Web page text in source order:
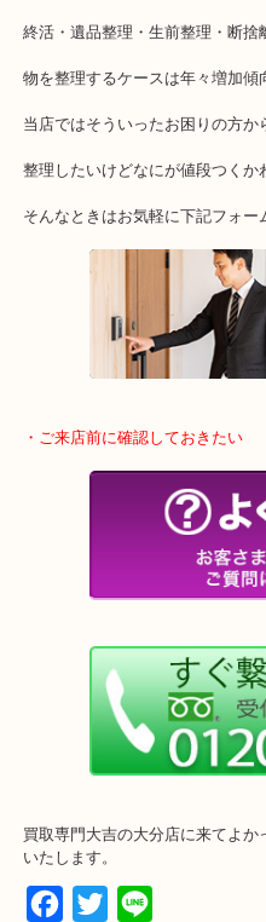
・ただいま秋キャンペーン実施
・特殊査定依頼のご相談もお気
終活・遺品整理・生前整理・
物を整理するケースは年々増加
当店ではそういったお困りの
整理したいけどなにが値段つ
・ご来店前に確認しておきたい